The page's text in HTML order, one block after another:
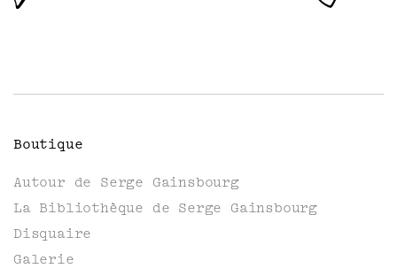
Boutique
Autour de Serge Gainsbourg
La Bibliothèque de Serge Gainsbourg
Disquaire
Galerie